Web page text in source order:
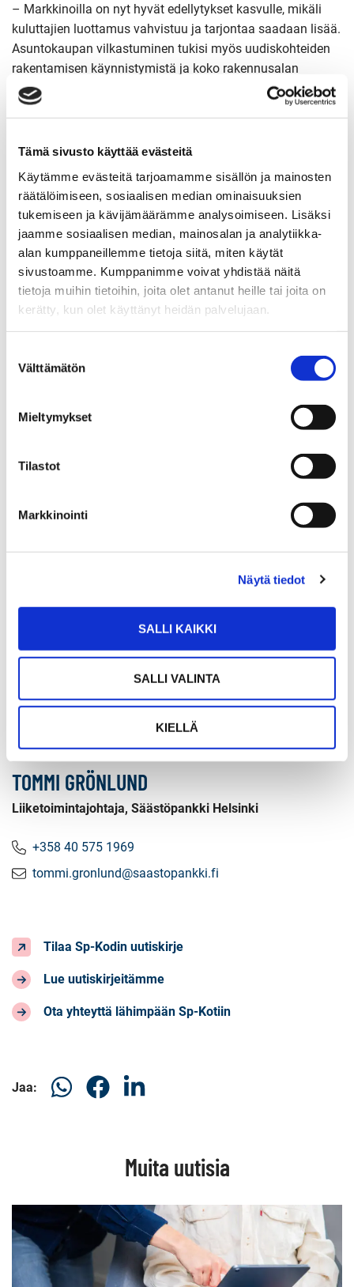
Tämä sivusto käyttää evästeitä
Käytämme evästeitä tarjoamamme sisällön ja mainosten
räätälöimiseen, sosiaalisen median ominaisuuksien
tukemiseen ja kävijämäärämme analysoimiseen. Lisäksi
jaamme sosiaalisen median, mainosalan ja analytiikka-
alan kumppaneillemme tietoja siitä, miten käytät
sivustoamme. Kumppanimme voivat yhdistää näitä
tietoja muihin tietoihin, joita olet antanut heille tai joita on
kerätty, kun olet käyttänyt heidän palvelujaan.
valinta
Välttämätön
Mieltymykset
Tilastot
Markkinointi
Näytä tiedot
SALLI KAIKKI
SALLI VALINTA
KIELLÄ
– Markkinoilla on nyt hyvät edellytykset kasvulle, mikäli
kuluttajien luottamus vahvistuu ja tarjontaa saadaan lisää.
Asuntokaupan vilkastuminen tukisi myös uudiskohteiden
rakentamisen käynnistymistä ja koko rakennusalan
elpymistä, painottavat Rantanen ja Grönlund.
JUKKA RANTANEN
+358 50 341 1391
TOMMI GRÖNLUND
Liiketoimintajohtaja, Säästöpankki Helsinki
+358 40 575 1969
tommi.gronlund@saastopankki.fi
Tilaa Sp-Kodin uutiskirje
Lue uutiskirjeitämme
Ota yhteyttä lähimpään Sp-Kotiin
Jaa:
Jaa
Jaa
Jaa
Muita uutisia